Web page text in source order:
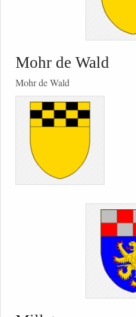
Mohr de Wald
Mohr de Wald